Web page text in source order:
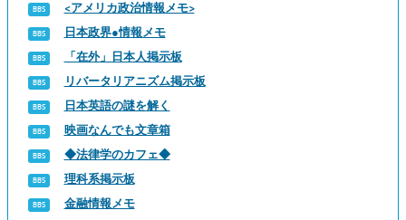
<アメリカ政治情報メモ>
日本政界●情報メモ
「在外」日本人掲示板
リバータリアニズム掲示板
日本英語の謎を解く
映画なんでも文章箱
◆法律学のカフェ◆
理科系掲示板
金融情報メモ